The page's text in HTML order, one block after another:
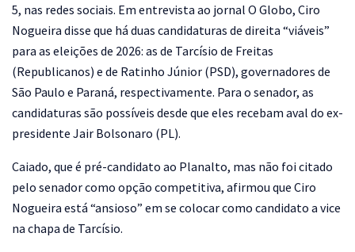
5, nas redes sociais. Em entrevista ao jornal O Globo, Ciro
Nogueira disse que há duas candidaturas de direita “viáveis”
para as eleições de 2026: as de Tarcísio de Freitas
(Republicanos) e de Ratinho Júnior (PSD), governadores de
São Paulo e Paraná, respectivamente. Para o senador, as
candidaturas são possíveis desde que eles recebam aval do ex-
presidente Jair Bolsonaro (PL).
Caiado, que é pré-candidato ao Planalto, mas não foi citado
pelo senador como opção competitiva, afirmou que Ciro
Nogueira está “ansioso” em se colocar como candidato a vice
na chapa de Tarcísio.